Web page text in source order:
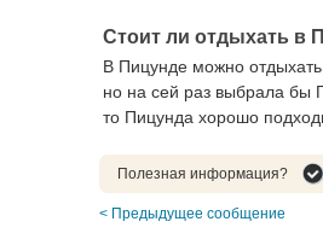
Стоит ли отдыхать в
В Пицунде можно
но на сей раз выбрала бы
то Пицунда хорошо
Полезная информация?
< Предыдущее сообщение